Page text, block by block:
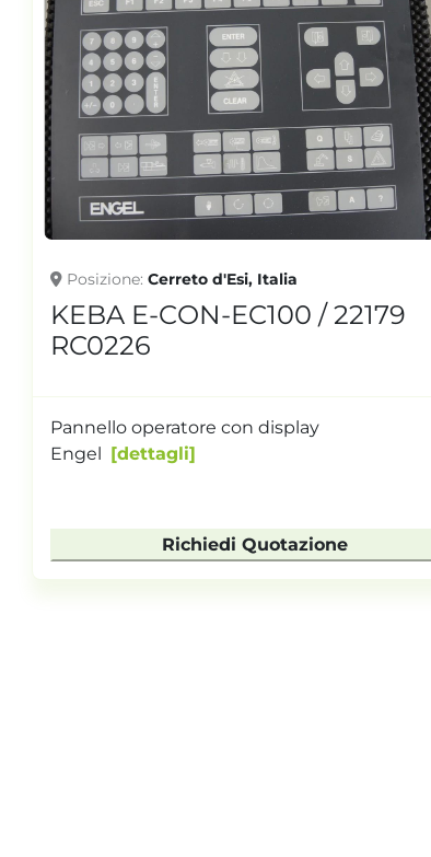
Posizione Cerreto d'Esi, Italia
KEBA E-CON-EC100 / 22179
RC0226
Pannello operatore con display
Engel
dettagli
Richiedi Quotazione